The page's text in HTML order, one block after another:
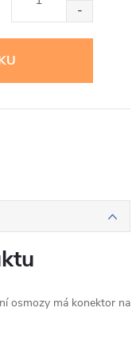
osmozy má konektor na